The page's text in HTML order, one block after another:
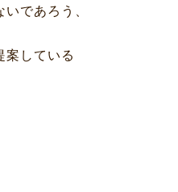
であろう、
案している